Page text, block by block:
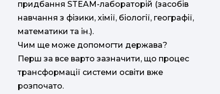
придбання STEAM-лабораторій (засобів
навчання з фізики, хімії, біології, географії,
математики та ін.).
Чим ще може допомогти держава?
Перш за все варто зазначити, що процес
трансформації системи освіти вже
розпочато.